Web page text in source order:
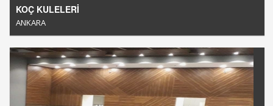
KOÇ KULELERİ
ANKARA